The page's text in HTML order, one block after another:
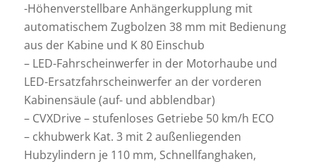
-Höhenverstellbare Anhängerkupplung mit
automatischem Zugbolzen 38 mm mit Bedienung
aus der Kabine und K 80 Einschub
– LED-Fahrscheinwerfer in der Motorhaube und
LED-Ersatzfahrscheinwerfer an der vorderen
Kabinensäule (auf- und abblendbar)
– CVXDrive – stufenloses Getriebe 50 km/h ECO
– ckhubwerk Kat. 3 mit 2 außenliegenden
Hubzylindern je 110 mm, Schnellfanghaken,